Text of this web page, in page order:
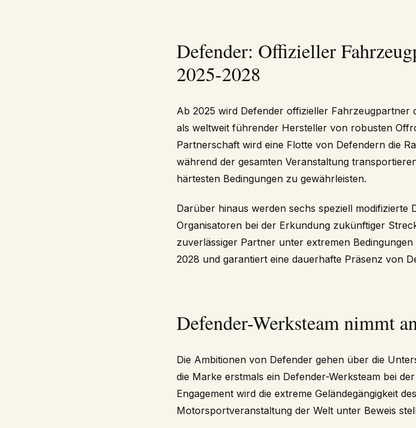
Defender: Offizieller
2025-2028
Ab 2025 wird Defender offizieller Fahrzeugpartner
als weltweit führender Hersteller von robusten
Partnerschaft wird eine Flotte von Defendern die
während der gesamten Veranstaltung
härtesten Bedingungen zu gewährleisten.
Darüber hinaus werden sechs speziell modifizierte
Organisatoren bei der Erkundung zukünftiger
zuverlässiger Partner unter extremen
2028 und garantiert eine dauerhafte Präsenz von
Defender-Werksteam nimmt
Die Ambitionen von Defender gehen über die
die Marke erstmals ein Defender-Werksteam bei
Engagement wird die extreme Geländegängigkeit
Motorsportveranstaltung der Welt unter Beweis